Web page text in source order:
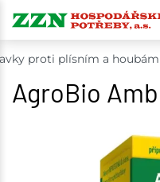
proti plísním a houbám
AgroBio